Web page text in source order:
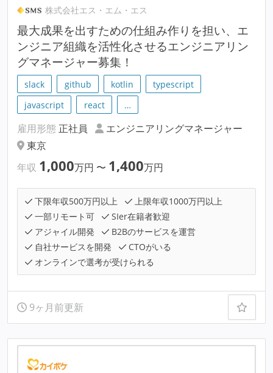
株式会社エス・エム・エス
最大成果を出すための仕組み作りを担い、エ
ンジニア組織を活性化させるエンジニアリン
グマネージャー募集！
slack github kotlin
typescript
javascript
react …
雇用形態 正社員
エンジニアリングマネージャー
東京
年収 1,000万円 〜 1,400万円
下限年収500万円以上
上限年収1000万円以上
一部リモート可
SIer在籍者歓迎
アジャイル開発
B2Bのサービスを運営
自社サービスを開発
CTOがいる
オンラインで選考が受けられる
9ヶ月前更新